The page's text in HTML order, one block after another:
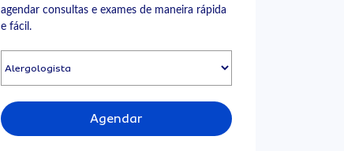
agendar consultas e exames de maneira rápida
e fácil.
Agendar